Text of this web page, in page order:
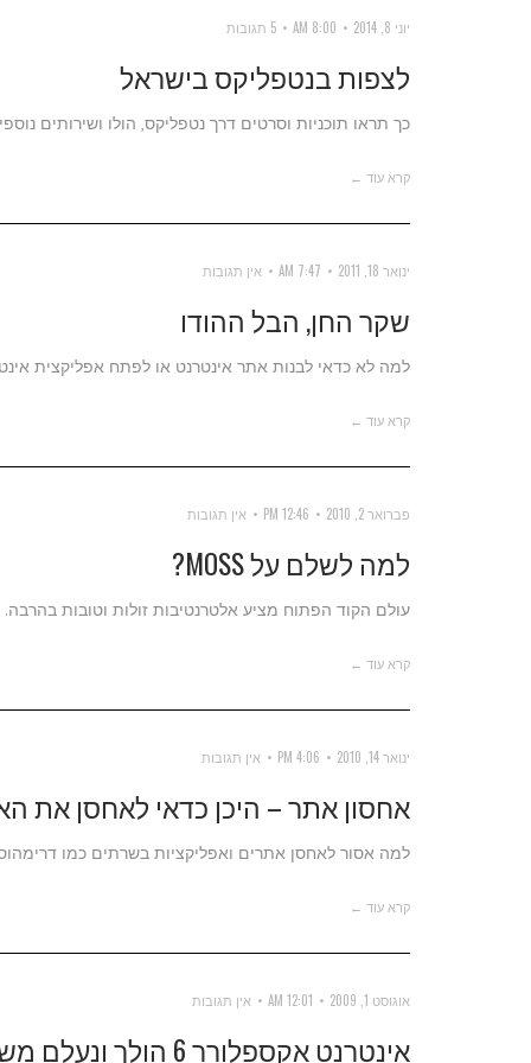
יוני 8, 2014 8:00 AM 5 תגובות
לצפות בנטפליקס בישראל
כך תראו תוכניות וסרטים דרך נטפליקס, הולו ושירותים
קרא עוד ←
ינואר 18, 2011 7:47 AM אין תגובות
שקר החן, הבל ההודו
למה לא כדאי לבנות אתר אינטרנט או לפתח אפליקצית
קרא עוד ←
פברואר 2, 2010 12:46 PM אין תגובות
למה לשלם על MOSS?
עולם הקוד הפתוח מציע אלטרנטיבות זולות וטובות בהרבה.
קרא עוד ←
ינואר 14, 2010 4:06 PM אין תגובות
אחסון אתר – היכן כדאי לאחסן את
למה אסור לאחסן אתרים ואפליקציות בשרתים כמו
קרא עוד ←
אוגוסט 1, 2009 12:01 AM אין תגובות
אינטרנט אקספלורר 6 הולך ונעלם משוק האינטרנט